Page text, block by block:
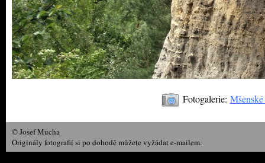
Fotogalerie:
© Josef Mucha
Originály fotografií si po dohodě můžete vyžádat e-mailem.